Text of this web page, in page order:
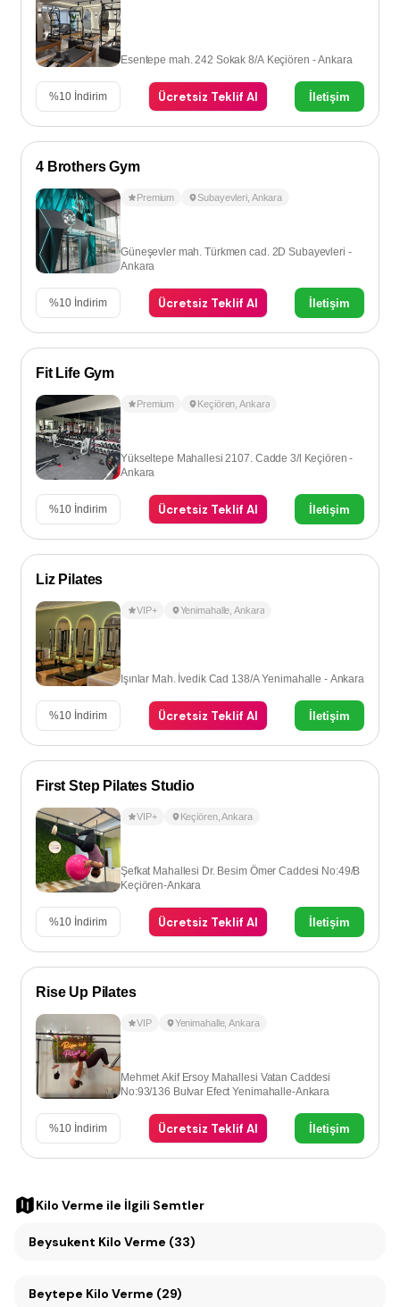
Esentepe mah. 242 Sokak 8/A Keçiören - Ankara
%10 İndirim Ücretsiz Teklif Al İletişim
4 Brothers Gym
Premium Subayevleri Ankara
Güneşevler mah. Türkmen cad. 2D Subayevleri -
Ankara
%10 İndirim Ücretsiz Teklif Al İletişim
Fit Life Gym
Premium Keçiören ,Ankara
Yükseltepe Mahallesi 2107. Cadde 3/l Keçiören -
Ankara
%10 İndirim Ücretsiz Teklif Al İletişim
Liz Pilates
VIP+ Yenimahalle ,Ankara
Işınlar Mah. İvedik Cad 138/A Yenimahalle - Ankara
%10 İndirim Ücretsiz Teklif Al İletişim
First Step Pilates Studio
VIP+ Keçiören,Ankara
Şefkat Mahallesi Dr. Besim Ömer Caddesi No:49/B
Keçiören-Ankara
%10 İndirim Ücretsiz Teklif Al İletişim
Rise Up Pilates
VIP Yenimahalle,Ankara
Mehmet Akif Ersoy Mahallesi Vatan Caddesi
No:93/136 Bulvar Efect Yenimahalle-Ankara
%10 İndirim Ücretsiz Teklif Al İletişim
Kilo Verme ile İlgili Semtler
Beysukent Kilo Verme (33)
Beytepe Kilo Verme (29)